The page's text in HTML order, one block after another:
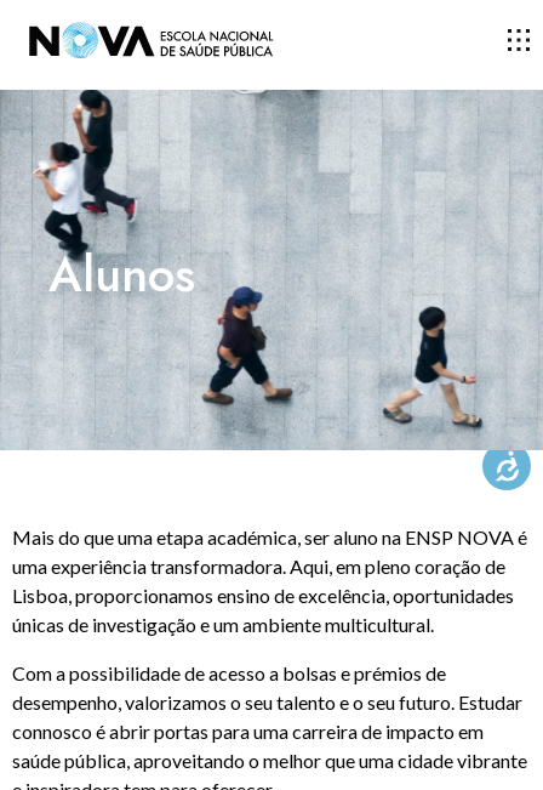
ESCOLA
ENSINO
INVESTIGAÇÃO
DOCENTES E INVESTIGADORES
KNOWLEDGE CENTERS
CENTROS COLABORADORES OMS
Alunos
Mais do que uma etapa académica, ser aluno na ENSP NOVA é
uma experiência transformadora. Aqui, em pleno coração de
Lisboa, proporcionamos ensino de excelência, oportunidades
únicas de investigação e um ambiente multicultural.
Com a possibilidade de acesso a bolsas e prémios de
desempenho, valorizamos o seu talento e o seu futuro. Estudar
connosco é abrir portas para uma carreira de impacto em
saúde pública, aproveitando o melhor que uma cidade vibrante